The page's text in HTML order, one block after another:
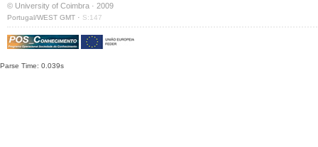
© University of Coimbra · 2009
Portugal/WEST GMT · S:147
Parse Time: 0.039s